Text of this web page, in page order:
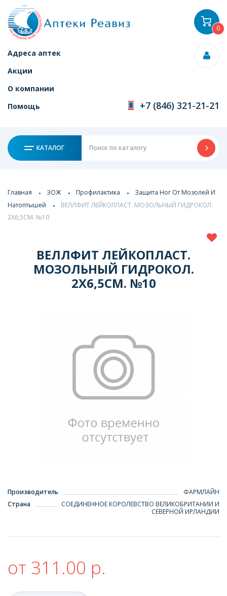
Адреса аптек
Акции
О компании
Помощь
+7 (846) 321-21-21
КАТАЛОГ
0
Главная ЗОЖ Профилактика
Защита Ног От Мозолей И
Натоптышей
ВЕЛЛФИТ ЛЕЙКОПЛАСТ. МОЗОЛЬНЫЙ ГИДРОКОЛ.
2Х6,5СМ. №10
ВЕЛЛФИТ ЛЕЙКОПЛАСТ.
МОЗОЛЬНЫЙ ГИДРОКОЛ.
2Х6,5СМ. №10
Производитель
ФАРМЛАЙН
Страна
СОЕДИНЕННОЕ КОРОЛЕВСТВО ВЕЛИКОБРИТАНИИ И
СЕВЕРНОЙ ИРЛАНДИИ
от 311.00 р.